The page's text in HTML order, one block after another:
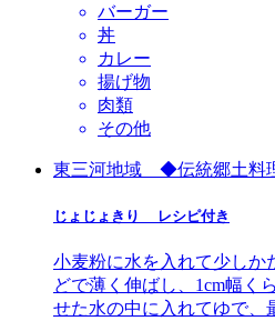
バーガー
丼
カレー
揚げ物
肉類
その他
東三河地域 ◆伝統郷土料
じょじょきり レシピ付き
小麦粉に水を入れて少しか
どで薄く伸ばし、1cm幅く
せた水の中に入れてゆで、